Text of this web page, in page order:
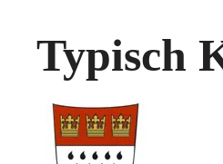
Typisch